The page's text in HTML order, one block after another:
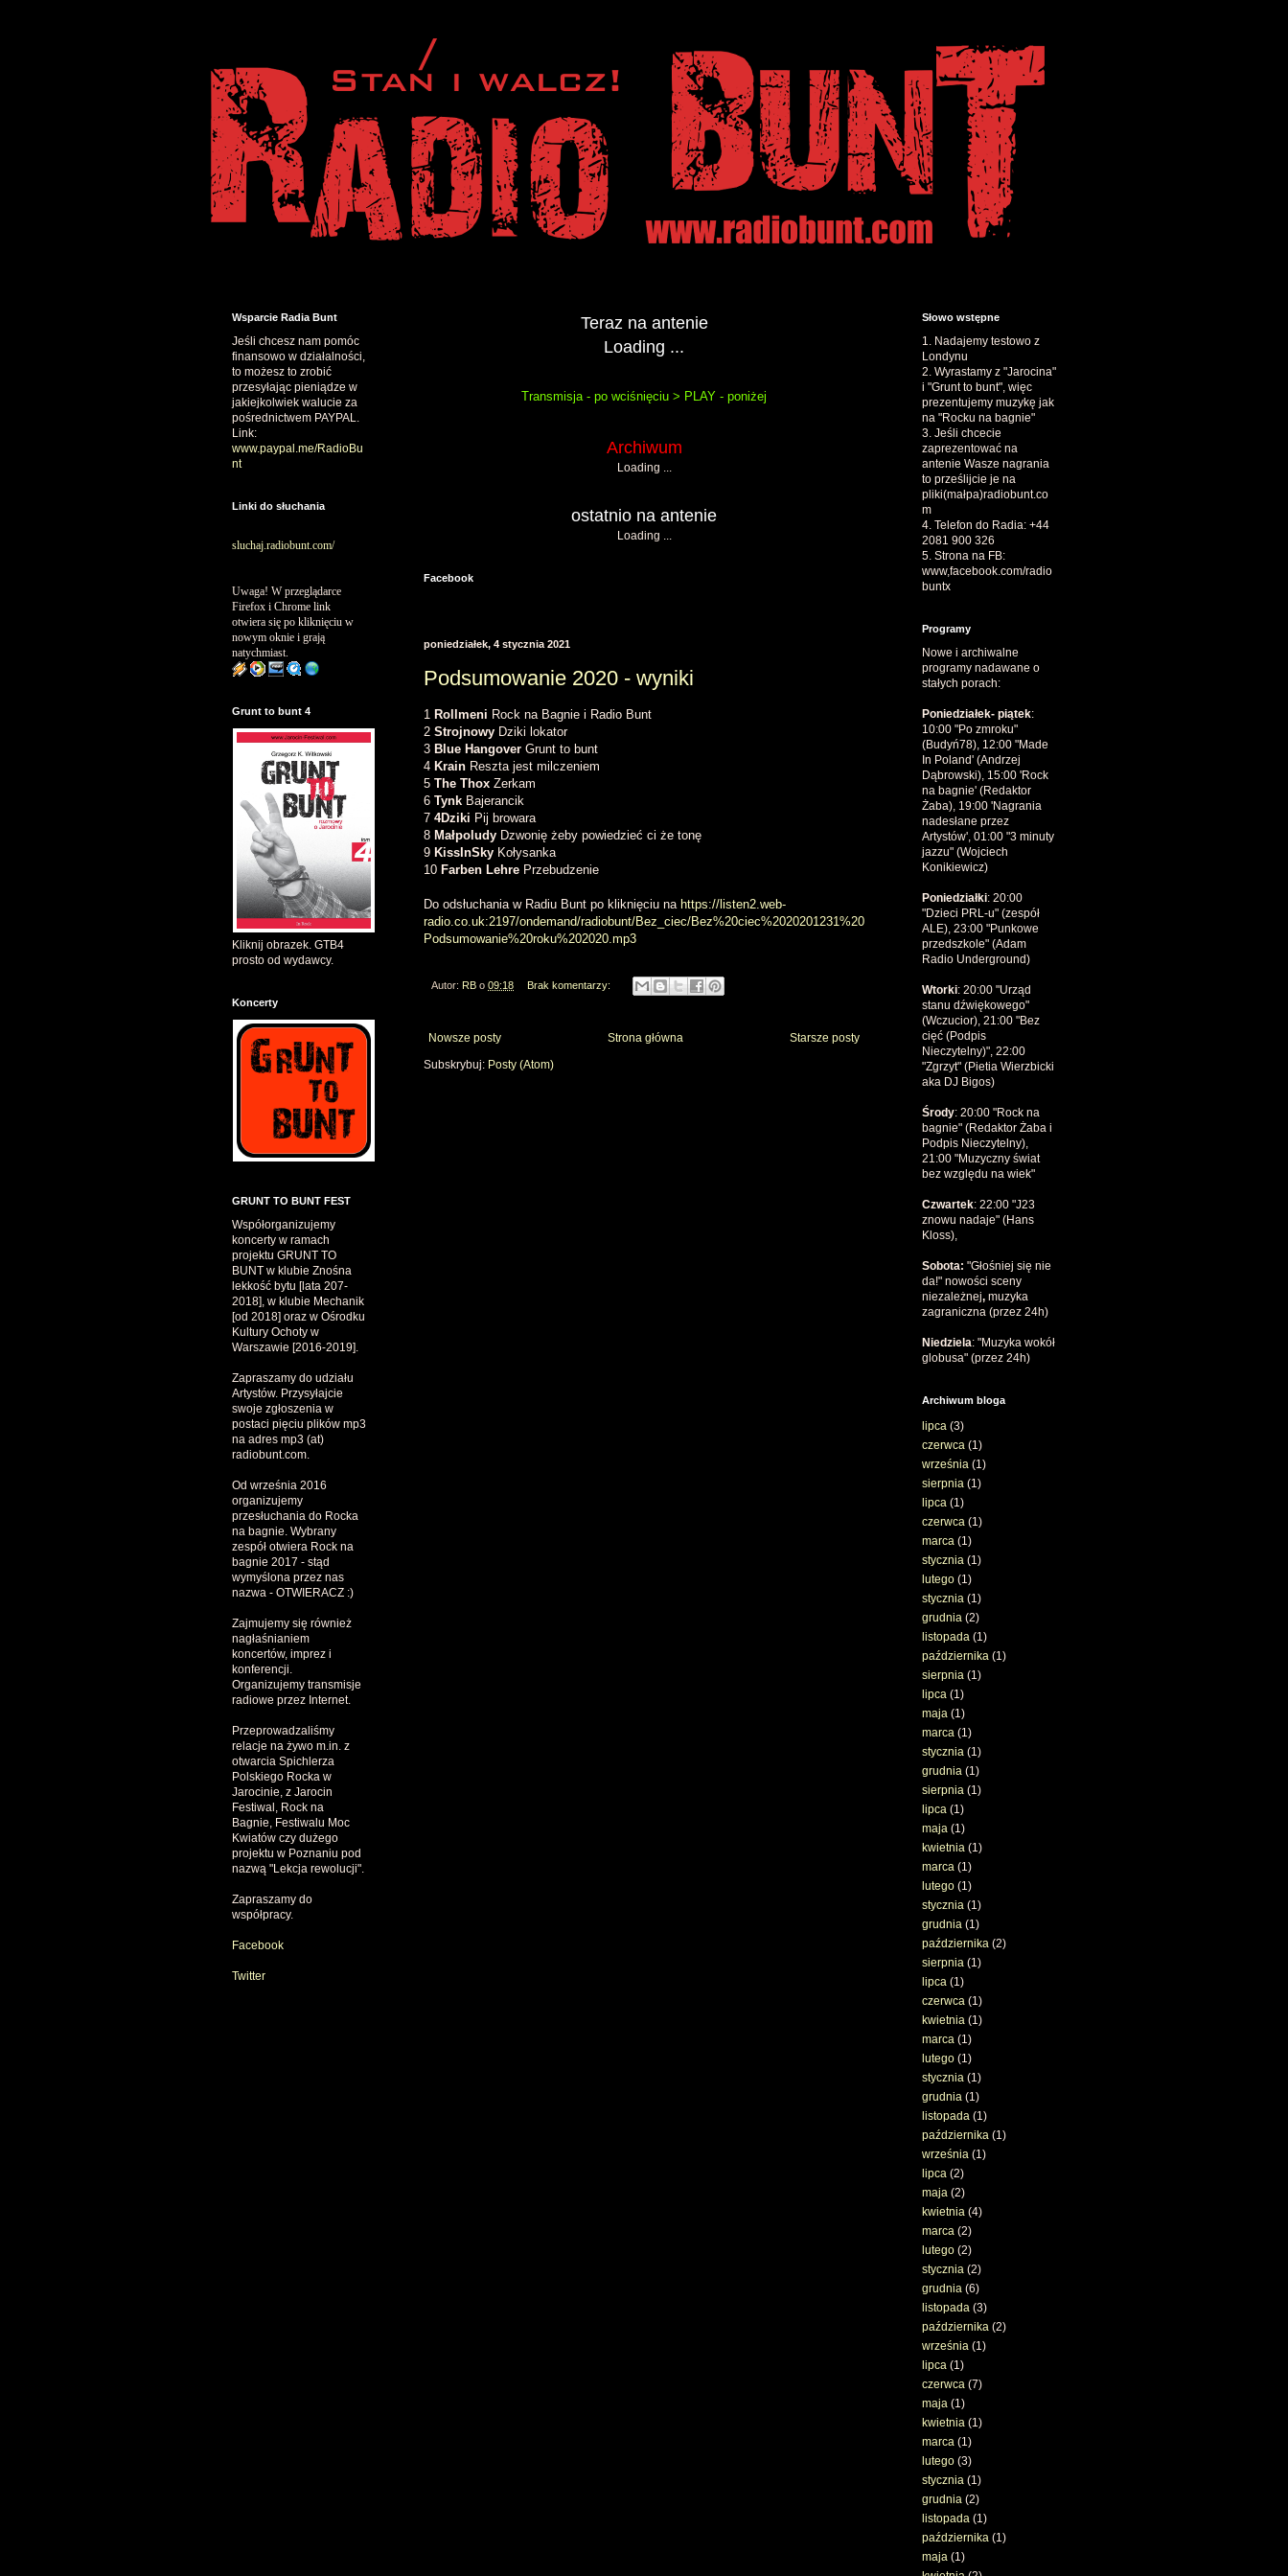
Teraz na antenie
Loading ...
Transmisja - po wciśnięciu > PLAY - poniżej
Archiwum
Loading ...
ostatnio na antenie
Loading ...
Facebook
poniedziałek, 4 stycznia 2021
Podsumowanie 2020 - wyniki
1 Rollmeni Rock na Bagnie i Radio Bunt
2 Strojnowy Dziki lokator
3 Blue Hangover Grunt to bunt
4 Krain Reszta jest milczeniem
5 The Thox Zerkam
6 Tynk Bajerancik
7 4Dziki Pij browara
8 Małpoludy Dzwonię żeby powiedzieć ci że tonę
9 KissInSky Kołysanka
10 Farben Lehre Przebudzenie
Do odsłuchania w Radiu Bunt po kliknięciu na https://listen2.web-
radio.co.uk:2197/ondemand/radiobunt/Bez_ciec/Bez%20ciec%2020201231%20
Podsumowanie%20roku%202020.mp3
Autor: RB o 09:18 Brak komentarzy:
Nowsze posty Starsze posty
Strona główna
Subskrybuj: Posty (Atom)
Wsparcie Radia Bunt
Jeśli chcesz nam pomóc
finansowo w działalności,
to możesz to zrobić
przesyłając pieniądze w
jakiejkolwiek walucie za
pośrednictwem PAYPAL.
Link:
www.paypal.me/RadioBu
nt
Linki do słuchania
sluchaj.radiobunt.com/
Uwaga! W przeglądarce
Firefox i Chrome link
otwiera się po kliknięciu w
nowym oknie i grają
natychmiast.
Grunt to bunt 4
Kliknij obrazek. GTB4
prosto od wydawcy.
Koncerty
GRUNT TO BUNT FEST
Współorganizujemy
koncerty w ramach
projektu GRUNT TO
BUNT w klubie Znośna
lekkość bytu [lata 207-
2018], w klubie Mechanik
[od 2018] oraz w Ośrodku
Kultury Ochoty w
Warszawie [2016-2019].
Zapraszamy do udziału
Artystów. Przysyłajcie
swoje zgłoszenia w
postaci pięciu plików mp3
na adres mp3 (at)
radiobunt.com.
Od września 2016
organizujemy
przesłuchania do Rocka
na bagnie. Wybrany
zespół otwiera Rock na
bagnie 2017 - stąd
wymyślona przez nas
nazwa - OTWIERACZ :)
Zajmujemy się również
nagłaśnianiem
koncertów, imprez i
konferencji.
Organizujemy transmisje
radiowe przez Internet.
Przeprowadzaliśmy
relacje na żywo m.in. z
otwarcia Spichlerza
Polskiego Rocka w
Jarocinie, z Jarocin
Festiwal, Rock na
Bagnie, Festiwalu Moc
Kwiatów czy dużego
projektu w Poznaniu pod
nazwą "Lekcja rewolucji".
Zapraszamy do
współpracy.
Facebook
Twitter
Słowo wstępne
1. Nadajemy testowo z
Londynu
2. Wyrastamy z "Jarocina"
i "Grunt to bunt", więc
prezentujemy muzykę jak
na "Rocku na bagnie"
3. Jeśli chcecie
zaprezentować na
antenie Wasze nagrania
to prześlijcie je na
pliki(małpa)radiobunt.co
m
4. Telefon do Radia: +44
2081 900 326
5. Strona na FB:
www,facebook.com/radio
buntx
Programy
Nowe i archiwalne
programy nadawane o
stałych porach:
Poniedziałek- piątek:
10:00 "Po zmroku"
(Budyń78), 12:00 "Made
In Poland' (Andrzej
Dąbrowski), 15:00 'Rock
na bagnie' (Redaktor
Żaba), 19:00 'Nagrania
nadesłane przez
Artystów', 01:00 "3 minuty
jazzu" (Wojciech
Konikiewicz)
Poniedziałki: 20:00
"Dzieci PRL-u" (zespół
ALE), 23:00 "Punkowe
przedszkole" (Adam
Radio Underground)
Wtorki: 20:00 "Urząd
stanu dźwiękowego"
(Wczucior), 21:00 "Bez
cięć (Podpis
Nieczytelny)", 22:00
"Zgrzyt" (Pietia Wierzbicki
aka DJ Bigos)
Środy: 20:00 "Rock na
bagnie" (Redaktor Żaba i
Podpis Nieczytelny),
21:00 "Muzyczny świat
bez względu na wiek"
Czwartek: 22:00 "J23
znowu nadaje" (Hans
Kloss),
Sobota: "Głośniej się nie
da!" nowości sceny
niezależnej, muzyka
zagraniczna (przez 24h)
Niedziela: "Muzyka wokół
globusa" (przez 24h)
Archiwum bloga
lipca (3)
czerwca (1)
września (1)
sierpnia (1)
lipca (1)
czerwca (1)
marca (1)
stycznia (1)
lutego (1)
stycznia (1)
grudnia (2)
listopada (1)
października (1)
sierpnia (1)
lipca (1)
maja (1)
marca (1)
stycznia (1)
grudnia (1)
sierpnia (1)
lipca (1)
maja (1)
kwietnia (1)
marca (1)
lutego (1)
stycznia (1)
grudnia (1)
października (2)
sierpnia (1)
lipca (1)
czerwca (1)
kwietnia (1)
marca (1)
lutego (1)
stycznia (1)
grudnia (1)
listopada (1)
października (1)
września (1)
lipca (2)
maja (2)
kwietnia (4)
marca (2)
lutego (2)
stycznia (2)
grudnia (6)
listopada (3)
października (2)
września (1)
lipca (1)
czerwca (7)
maja (1)
kwietnia (1)
marca (1)
lutego (3)
stycznia (1)
grudnia (2)
listopada (1)
października (1)
maja (1)